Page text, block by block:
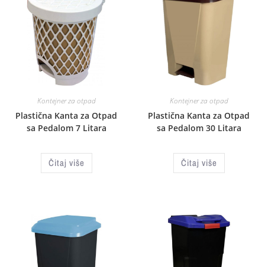
Kontejner za otpad
Plastična Kanta za Otpad
sa Pedalom 7 Litara
Čitaj više
Kontejner za otpad
Plastična Kanta za Otpad
sa Pedalom 30 Litara
Čitaj više